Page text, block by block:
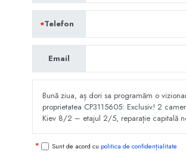
Telefon
Email
Sunt de acord cu politica de confidențialitate